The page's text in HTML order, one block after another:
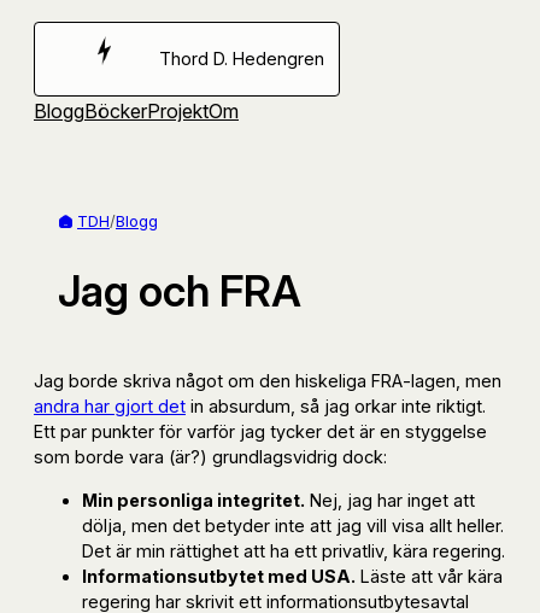
Hoppa
Thord D. Hedengren
BloggBöckerProjektOm
TDH/Blogg
Jag och FRA
Jag borde skriva något om den hiskeliga FRA-lagen, men
andra har gjort det in absurdum, så jag orkar inte riktigt.
Ett par punkter för varför jag tycker det är en styggelse
som borde vara (är?) grundlagsvidrig dock:
Min personliga integritet. Nej, jag har inget att
dölja, men det betyder inte att jag vill visa allt heller.
Det är min rättighet att ha ett privatliv, kära regering.
Informationsutbytet med USA. Läste att vår kära
regering har skrivit ett informationsutbytesavtal